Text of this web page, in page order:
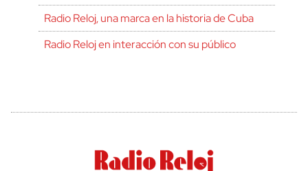
Radio Reloj, una marca en la historia de Cuba
Radio Reloj en interacción con su público